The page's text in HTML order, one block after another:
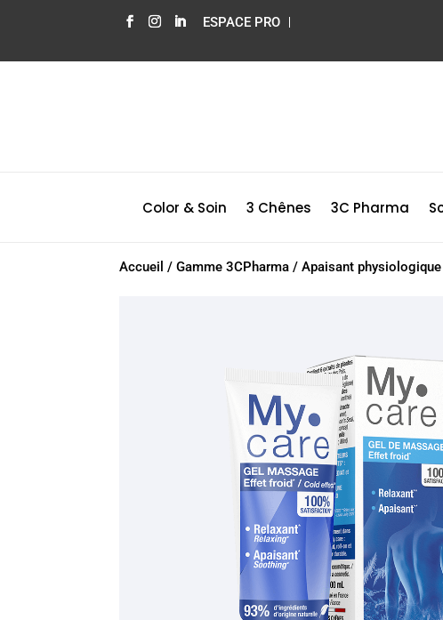
ESPACE PRO
Color & Soin 3 Chênes 3C Pharma
Accueil /Gamme 3CPharma /Apaisant